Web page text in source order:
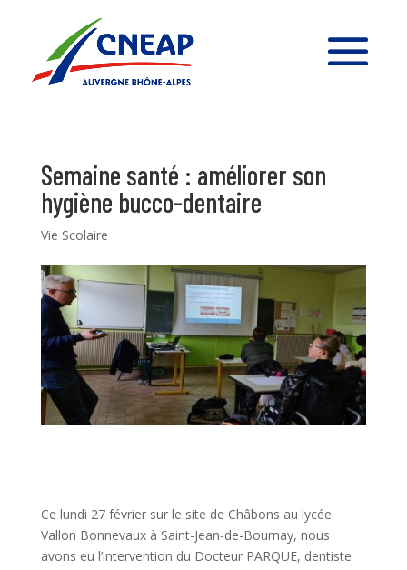
Semaine santé : améliorer son
hygiène bucco-dentaire
Vie Scolaire
Ce lundi 27 février sur le site de Châbons au lycée
Vallon Bonnevaux à Saint-Jean-de-Bournay, nous
avons eu l’intervention du Docteur PARQUE, dentiste